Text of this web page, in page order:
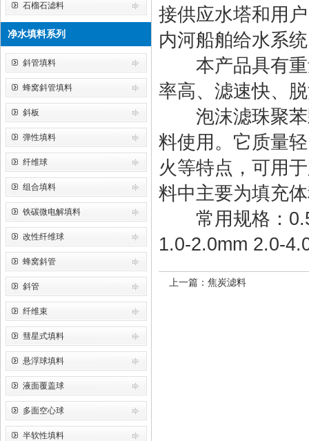
石榴石滤料
净水填料系列
斜管填料
蜂窝斜管填料
斜板
弹性填料
纤维球
组合填料
铁碳微电解填料
改性纤维球
蜂窝斜管
斜管
纤维束
彗星式填料
悬浮球填料
液面覆盖球
多面空心球
半软性填料
接供应水塔和用
内河船舶给水系
本产品具有重
率高、滤速快、
泡沫滤珠聚苯
料使用。它质量
火等特点，可用
料中主要为填充
常用规格：0.5-
1.0-2.0mm 2.0-
上一篇： 焦炭滤料